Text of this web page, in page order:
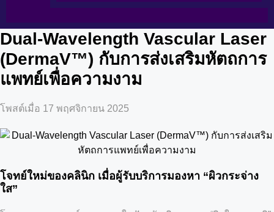
Dual-Wavelength Vascular Laser
(DermaV™) กับการส่งเสริมหัตถการ
แพทย์เพื่อความงาม
โพสต์เมื่อ 17 พฤศจิกายน 2025
โจทย์ใหม่ของคลินิก เมื่อผู้รับบริการมองหา “ผิวกระจ่าง
ใส”